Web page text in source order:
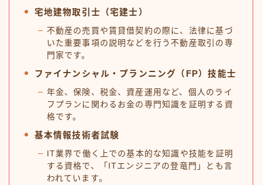
宅地建物取引士（宅建士）
不動産の売買や賃貸借契約の際に、法律に基づ
いた重要事項の説明などを行う不動産取引の専
門家です。
ファイナンシャル・プランニング（FP）技能士
年金、保険、税金、資産運用など、個人のライ
フプランに関わるお金の専門知識を証明する資
格です。
基本情報技術者試験
IT業界で働く上での基本的な知識や技能を証明
する資格で、「ITエンジニアの登竜門」とも言
われています。